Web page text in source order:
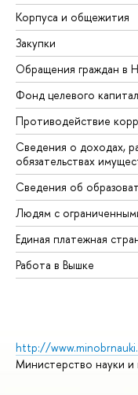
Корпуса и общежития
Закупки
Обращения граждан в
Фонд целевого
Противодействие
Сведения о доходах,
обязательствах
Сведения об
Людям с
Единая платежная
Работа в Вышке
http://
Министерство науки и